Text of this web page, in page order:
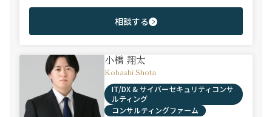
相談する
小橋 翔太
Kobashi Shota
IT/DX & サイバーセキュリティコンサ
ルティング
コンサルティングファーム